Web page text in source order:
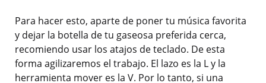
Para hacer esto, aparte de poner tu música favorita
y dejar la botella de tu gaseosa preferida cerca,
recomiendo usar los atajos de teclado. De esta
forma agilizaremos el trabajo. El lazo es la L y la
herramienta mover es la V. Por lo tanto, si una